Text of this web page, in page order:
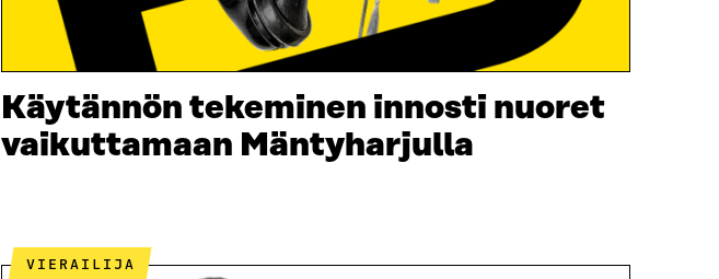
Käytännön tekeminen innosti nuoret
vaikuttamaan Mäntyharjulla
VIERAILIJA